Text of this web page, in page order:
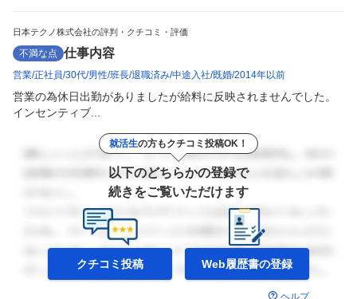
日本テクノ株式会社の評判・クチコミ・評価
不満な点 仕事内容
営業 正社員 30代 男性 班長 退職済み 中途入社 既婚 2014年以前
営業の為休日出勤がありましたが給料に反映されませんでした。
インセンティブ...
就活生の方もクチコミ投稿OK！
以下のどちらかの登録で
続きをご覧いただけます
クチコミ投稿 Web履歴書の登録
ヘルプ